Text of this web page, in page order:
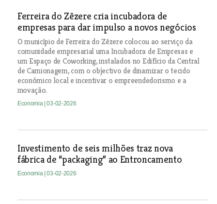
Ferreira do Zêzere cria incubadora de
empresas para dar impulso a novos negócios
O município de Ferreira do Zêzere colocou ao serviço da
comunidade empresarial uma Incubadora de Empresas e
um Espaço de Coworking, instalados no Edifício da Central
de Camionagem, com o objectivo de dinamizar o tecido
económico local e incentivar o empreendedorismo e a
inovação.
Economia | 03-02-2026
Investimento de seis milhões traz nova
fábrica de “packaging” ao Entroncamento
Economia | 03-02-2026